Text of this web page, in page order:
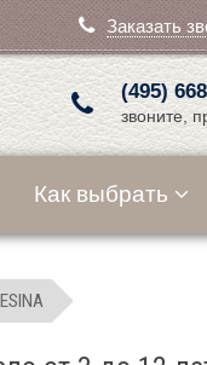
Заказать
(495)
звоните,
Как выбрать